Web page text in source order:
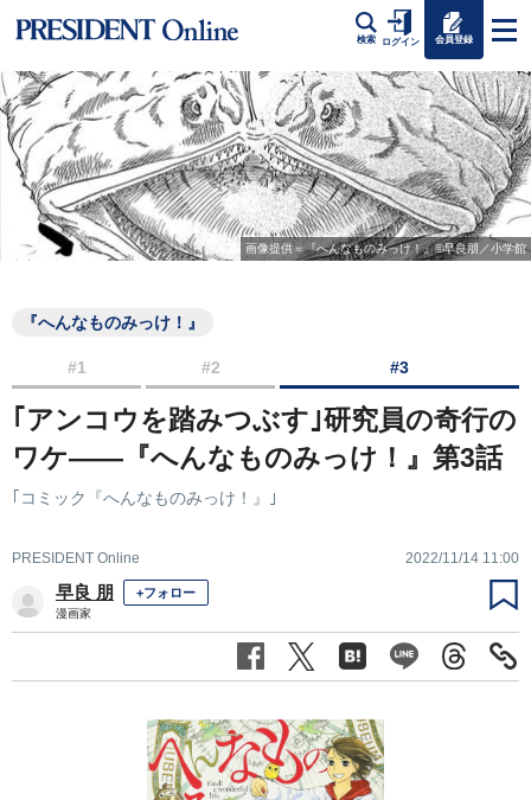
検索 ログイン 会員登録
画像提供＝『へんなものみっけ！』©早良朋／小学館
『へんなものみっけ！』
#1 #2 #3
｢アンコウを踏みつぶす｣研究員の奇行の
ワケ――『へんなものみっけ！』第3話
｢コミック『へんなものみっけ！』｣
PRESIDENT Online 2022/11/14 11:00
早良 朋 +フォロー
漫画家